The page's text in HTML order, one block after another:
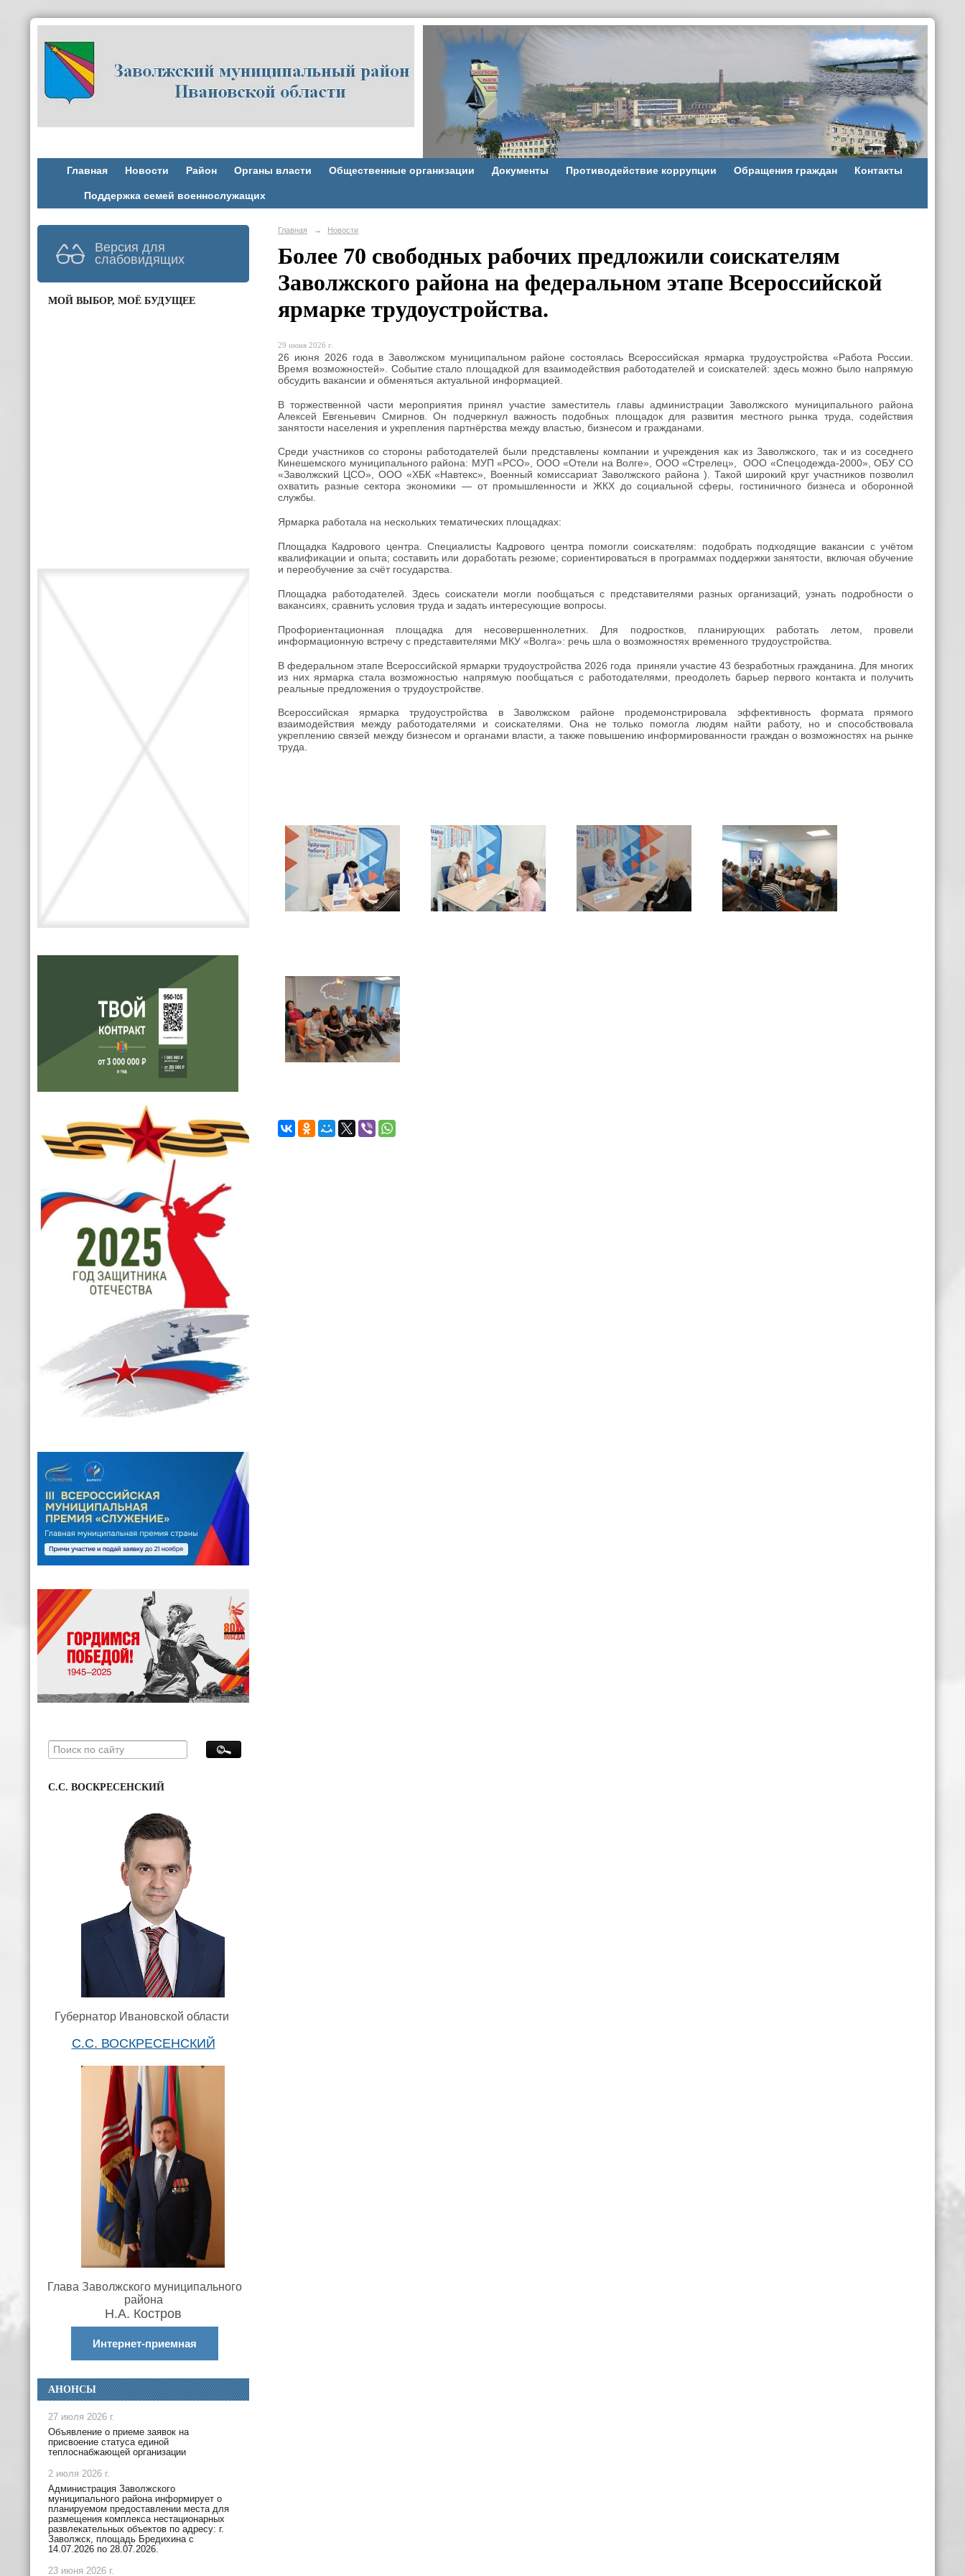
Главная Новости Район Органы власти Общественные организации Документы Противодействие коррупции Обращения граждан Контакты
Поддержка семей военнослужащих
Версия для
слабовидящих
МОЙ ВЫБОР, МОЁ БУДУЩЕЕ
С.С. ВОСКРЕСЕНСКИЙ
Губернатор Ивановской области
С.С. ВОСКРЕСЕНСКИЙ
Глава Заволжского муниципального
района
Н.А. Костров
Интернет-приемная
АНОНСЫ
27 июля 2026 г.
Объявление о приеме заявок на
присвоение статуса единой
теплоснабжающей организации
2 июля 2026 г.
Администрация Заволжского
муниципального района информирует о
планируемом предоставлении места для
размещения комплекса нестационарных
развлекательных объектов по адресу: г.
Заволжск, площадь Бредихина с
14.07.2026 по 28.07.2026.
23 июня 2026 г.
Главная → Новости
Более 70 свободных рабочих предложили соискателям
Заволжского района на федеральном этапе Всероссийской
ярмарке трудоустройства.
29 июня 2026 г.
26 июня 2026 года в Заволжском муниципальном районе состоялась Всероссийская ярмарка трудоустройства «Работа России.
Время возможностей». Событие стало площадкой для взаимодействия работодателей и соискателей: здесь можно было напрямую
обсудить вакансии и обменяться актуальной информацией.
В торжественной части мероприятия принял участие заместитель главы администрации Заволжского муниципального района
Алексей Евгеньевич Смирнов. Он подчеркнул важность подобных площадок для развития местного рынка труда, содействия
занятости населения и укрепления партнёрства между властью, бизнесом и гражданами.
Среди участников со стороны работодателей были представлены компании и учреждения как из Заволжского, так и из соседнего
Кинешемского муниципального района: МУП «РСО», ООО «Отели на Волге», ООО «Стрелец», ООО «Спецодежда-2000», ОБУ СО
«Заволжский ЦСО», ООО «ХБК «Навтекс», Военный комиссариат Заволжского района ). Такой широкий круг участников позволил
охватить разные сектора экономики — от промышленности и ЖКХ до социальной сферы, гостиничного бизнеса и оборонной
службы.
Ярмарка работала на нескольких тематических площадках:
Площадка Кадрового центра. Специалисты Кадрового центра помогли соискателям: подобрать подходящие вакансии с учётом
квалификации и опыта; составить или доработать резюме; сориентироваться в программах поддержки занятости, включая обучение
и переобучение за счёт государства.
Площадка работодателей. Здесь соискатели могли пообщаться с представителями разных организаций, узнать подробности о
вакансиях, сравнить условия труда и задать интересующие вопросы.
Профориентационная площадка для несовершеннолетних. Для подростков, планирующих работать летом, провели
информационную встречу с представителями МКУ «Волга»: речь шла о возможностях временного трудоустройства.
В федеральном этапе Всероссийской ярмарки трудоустройства 2026 года приняли участие 43 безработных гражданина. Для многих
из них ярмарка стала возможностью напрямую пообщаться с работодателями, преодолеть барьер первого контакта и получить
реальные предложения о трудоустройстве.
Всероссийская ярмарка трудоустройства в Заволжском районе продемонстрировала эффективность формата прямого
взаимодействия между работодателями и соискателями. Она не только помогла людям найти работу, но и способствовала
укреплению связей между бизнесом и органами власти, а также повышению информированности граждан о возможностях на рынке
труда.